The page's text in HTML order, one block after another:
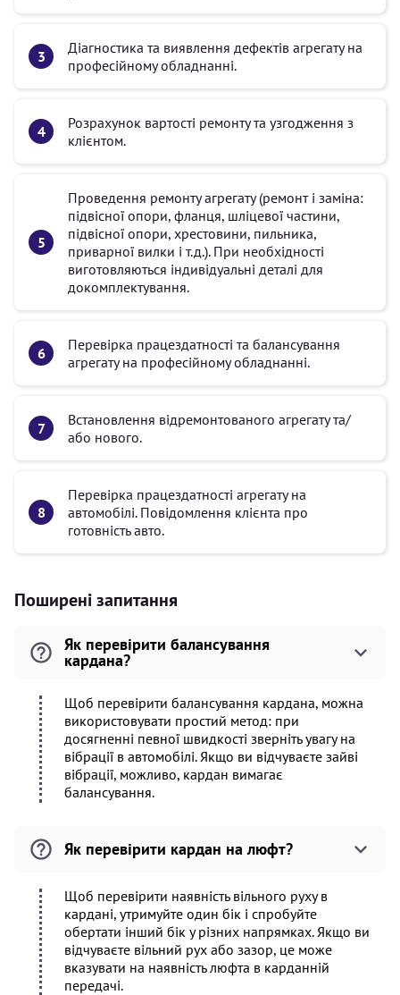
Діагностика та виявлення дефектів агрегату на
професійному обладнанні.
Розрахунок вартості ремонту та узгодження з
клієнтом.
Проведення ремонту агрегату (ремонт і заміна:
підвісної опори, фланця, шліцевої частини,
підвісної опори, хрестовини, пильника,
приварної вилки і т.д.). При необхідності
виготовляються індивідуальні деталі для
докомплектування.
Перевірка працездатності та балансування
агрегату на професійному обладнанні.
Встановлення відремонтованого агрегату та/
або нового.
Перевірка працездатності агрегату на
автомобілі. Повідомлення клієнта про
готовність авто.
Поширені запитання
Як перевірити балансування
кардана?
Щоб перевірити балансування кардана, можна
використовувати простий метод: при
досягненні певної швидкості зверніть увагу на
вібрації в автомобілі. Якщо ви відчуваєте зайві
вібрації, можливо, кардан вимагає
балансування.
Як перевірити кардан на люфт?
Щоб перевірити наявність вільного руху в
кардані, утримуйте один бік і спробуйте
обертати інший бік у різних напрямках. Якщо ви
відчуваєте вільний рух або зазор, це може
вказувати на наявність люфта в карданній
передачі.